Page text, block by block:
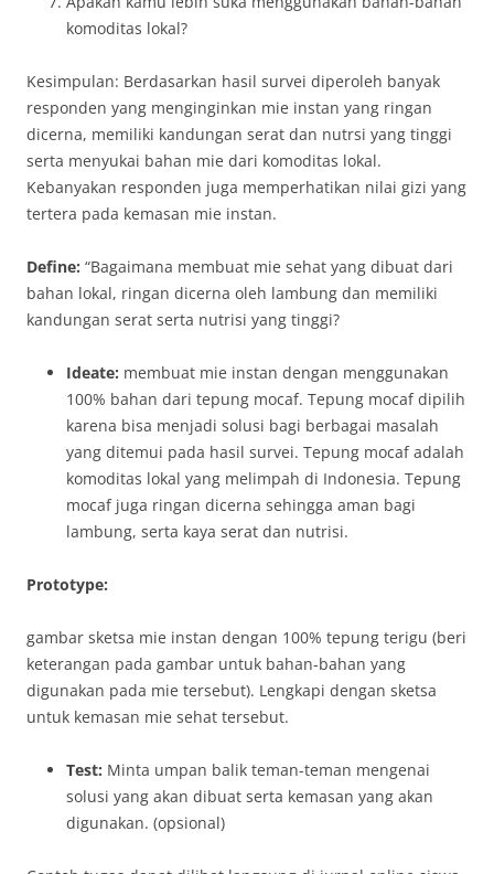
komoditas lokal?
Kesimpulan: Berdasarkan hasil survei diperoleh banyak
responden yang menginginkan mie instan yang ringan
dicerna, memiliki kandungan serat dan nutrsi yang tinggi
serta menyukai bahan mie dari komoditas lokal.
Kebanyakan responden juga memperhatikan nilai gizi yang
tertera pada kemasan mie instan.
Define: “Bagaimana membuat mie sehat yang dibuat dari
bahan lokal, ringan dicerna oleh lambung dan memiliki
kandungan serat serta nutrisi yang tinggi?
Ideate: membuat mie instan dengan menggunakan
100% bahan dari tepung mocaf. Tepung mocaf dipilih
karena bisa menjadi solusi bagi berbagai masalah
yang ditemui pada hasil survei. Tepung mocaf adalah
komoditas lokal yang melimpah di Indonesia. Tepung
mocaf juga ringan dicerna sehingga aman bagi
lambung, serta kaya serat dan nutrisi.
Prototype:
gambar sketsa mie instan dengan 100% tepung terigu (beri
keterangan pada gambar untuk bahan-bahan yang
digunakan pada mie tersebut). Lengkapi dengan sketsa
untuk kemasan mie sehat tersebut.
Test: Minta umpan balik teman-teman mengenai
solusi yang akan dibuat serta kemasan yang akan
digunakan. (opsional)